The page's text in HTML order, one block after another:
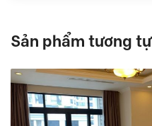
Sản phẩm tương tự